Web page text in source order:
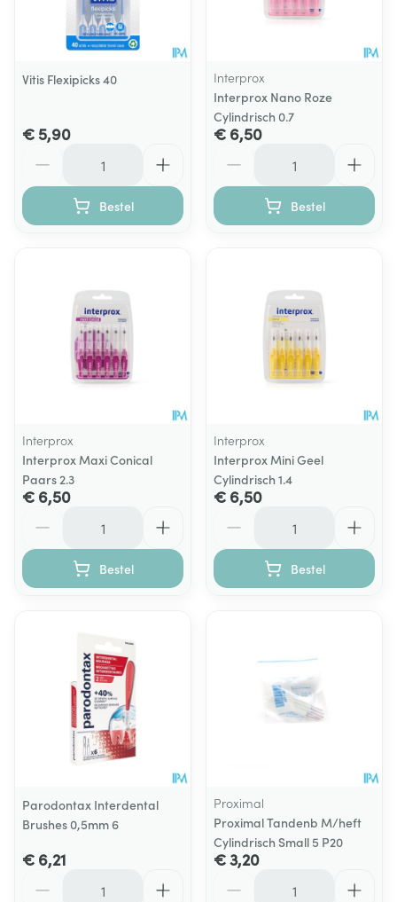
Vitis Flexipicks 40
€ 5,90
Bestel
Interprox
Interprox Nano Roze
Cylindrisch 0.7
€ 6,50
Bestel
Interprox
Interprox Maxi Conical
Paars 2.3
€ 6,50
Bestel
Interprox
Interprox Mini Geel
Cylindrisch 1.4
€ 6,50
Bestel
Parodontax Interdental
Brushes 0,5mm 6
€ 6,21
Proximal
Proximal Tandenb M/heft
Cylindrisch Small 5 P20
€ 3,20